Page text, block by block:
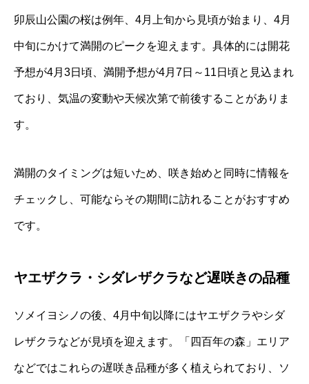
卯辰山公園の桜は例年、4月上旬から見頃が始まり、4月
中旬にかけて満開のピークを迎えます。具体的には開花
予想が4月3日頃、満開予想が4月7日～11日頃と見込まれ
ており、気温の変動や天候次第で前後することがありま
す。
満開のタイミングは短いため、咲き始めと同時に情報を
チェックし、可能ならその期間に訪れることがおすすめ
です。
ヤエザクラ・シダレザクラなど遅咲きの品種
ソメイヨシノの後、4月中旬以降にはヤエザクラやシダ
レザクラなどが見頃を迎えます。「四百年の森」エリア
などではこれらの遅咲き品種が多く植えられており、ソ